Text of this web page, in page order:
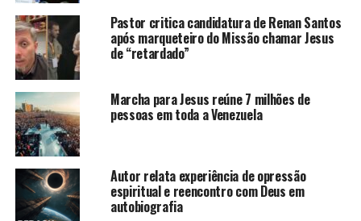
Pastor critica candidatura de Renan Santos
após marqueteiro do Missão chamar Jesus
de “retardado”
Marcha para Jesus reúne 7 milhões de
pessoas em toda a Venezuela
Autor relata experiência de opressão
espiritual e reencontro com Deus em
autobiografia